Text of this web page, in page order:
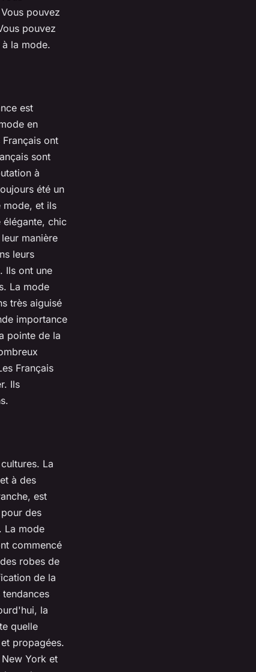
pouvez
pouvez
la mode.
est
en
ont
sont
à
été un
mode, et ils
élégante, chic
manière
leurs
Ils ont une
La mode
très aiguisé
importance
pointe de la
Français
Ils
La
à des
est
des
La mode
commencé
robes de
de la
la
quelle
propagées.
York et